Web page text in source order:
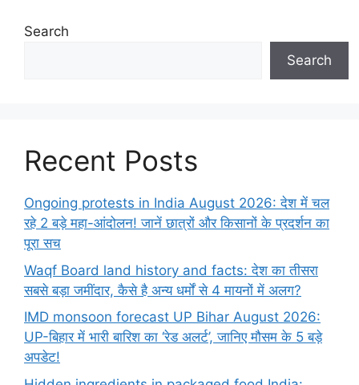
Search
Search
Recent Posts
Ongoing protests in India August 2026: देश में चल
रहे 2 बड़े महा-आंदोलन! जानें छात्रों और किसानों के प्रदर्शन का
पूरा सच
Waqf Board land history and facts: देश का तीसरा
सबसे बड़ा जमींदार, कैसे है अन्य धर्मों से 4 मायनों में अलग?
IMD monsoon forecast UP Bihar August 2026:
UP-बिहार में भारी बारिश का ‘रेड अलर्ट’, जानिए मौसम के 5 बड़े
अपडेट!